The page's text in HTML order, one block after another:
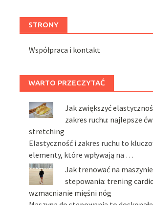
STRONY
Współpraca i kontakt
WARTO PRZECZYTAĆ
Jak zwiększyć
zakres ruchu: najlepsze
stretching
Elastyczność i zakres ruchu to
elementy, które wpływają na …
Jak trenować na
stepowania: trening
wzmacnianie mięśni nóg